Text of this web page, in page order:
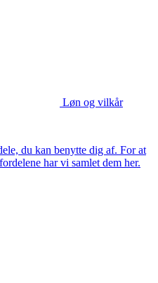
Løn og vilkår
du kan benytte dig af. For at
har vi samlet dem her.